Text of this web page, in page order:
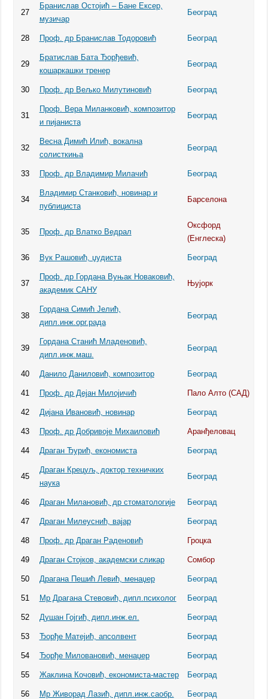
27
Бранислав Остојић – Бане Ексер,
музичар
Београд
28 Проф. др Бранислав Тодоровић Београд
29
Братислав Бата Ђорђевић,
кошаркашки тренер
Београд
30 Проф. др Вељко Милутиновић Београд
31
Проф. Вера Миланковић, композитор
и пијаниста
Београд
32
Весна Димић Илић, вокална
солисткиња
Београд
33 Проф. др Владимир Милачић Београд
34
Владимир Станковић, новинар и
публициста
Барселона
35 Проф. др Влатко Ведрал
Оксфорд
(Енглеска)
36 Вук Рашовић, џудиста Београд
37
Проф. др Гордана Вуњак Новаковић,
академик САНУ
Њујорк
38
Гордана Симић Јелић,
дипл.инж.орг.рада
Београд
39
Гордана Станић Младеновић,
дипл.инж.маш.
Београд
40 Данило Даниловић, композитор Београд
41 Проф. др Дејан Милојичић Пало Алто (САД)
42 Дијана Ивановић, новинар Београд
43 Проф. др Добривоје Михаиловић Аранђеловац
44 Драган Ђурић, економиста Београд
45
Драган Крецуљ, доктор техничких
наука
Београд
46 Драган Милановић, др стоматологије Београд
47 Драган Милеуснић, вајар Београд
48 Проф. др Драган Раденовић Гроцка
49 Драган Стојков, академски сликар Сомбор
50 Драгана Пешић Левић, менаџер Београд
51 Мр Драгана Стевовић, дипл.психолог Београд
52 Душан Гојгић, дипл.инж.ел. Београд
53 Ђорђе Матејић, апсолвент Београд
54 Ђорђе Миловановић, менаџер Београд
55 Жаклина Кочовић, економиста-мастер Београд
56 Мр Живорад Лазић, дипл.инж.саобр. Београд